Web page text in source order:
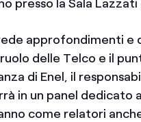
presso la Sala
approfondimenti
delle Telco e il
di Enel, il
in un panel dedicato
come relatori